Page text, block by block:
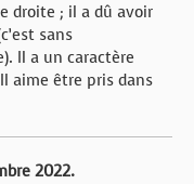
droite ; il a dû avoir
sans
Il a un caractère
aime être pris dans
2022.